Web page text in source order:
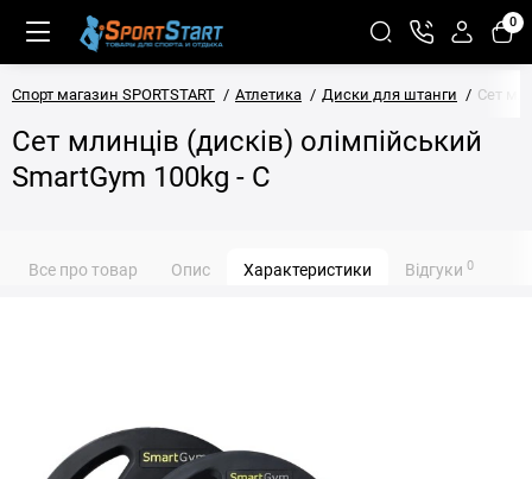
0
Спорт магазин SPORTSTART Атлетика Диски для штанги Сет
Сет млинців (дисків) олімпійський
SmartGym 100kg - С
Все про товар Опис Характеристики Відгуки 0